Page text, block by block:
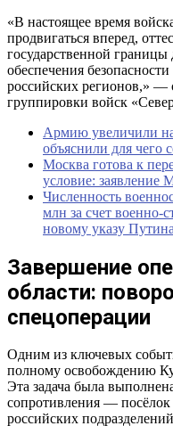
«В настоящее время
продвигаться вперед,
государственной
обеспечения
российских регионов,» —
группировки войск
Армию увеличили
объяснили для чего
Москва готова к
условие:
Численность
млн за счет военно-
новому указу Путина
Завершение
области:
спецоперации
Одним из ключевых
полному освобождению
Эта задача была
сопротивления —
российских